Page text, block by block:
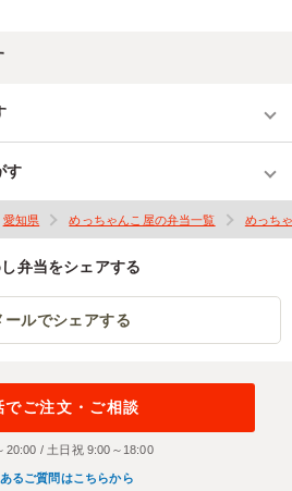
す
愛知県 めっちゃんこ屋の弁当一覧 めっち
し弁当をシェアする
ールでシェアする
でご注文・ご相談
20:00 / 土日祝 9:00～18:00
るご質問はこちらから